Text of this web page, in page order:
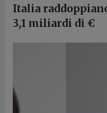
Italia
3,1 miliardi di €